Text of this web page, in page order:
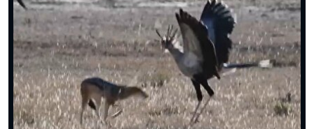
دعای روز ششم ماه رمضان؛ ۵ اسفند ۱۴۰۴
دعای روز پنجم ماه رمضان؛ ۴ اسفند ۱۴۰۴
دعای روز چهارم ماه مبارک رمضان؛ ۳ اسفند ۱۴۰۴
دعای روز سوم ماه مبارک رمضان؛ ۱۴ اسفند ۱۴۰۴
دعای روز دوم ماه مبارک رمضان ۱ اسفند ماه ۱۴۰۴
دعای روز اول ماه مبارک رمضان، ۳۰ بهمن ۱۴۰۴
حضرت زینب(س) چگونه از دنیا رفت؟